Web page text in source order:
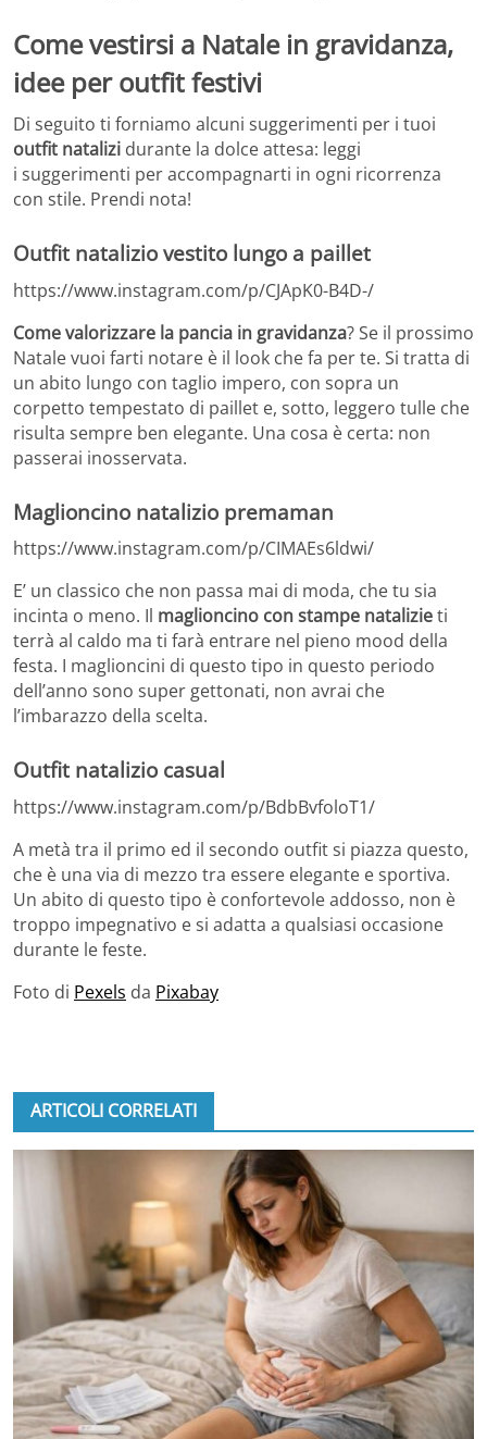
Come vestirsi a Natale in gravidanza,
idee per outfit festivi
Di seguito ti forniamo alcuni suggerimenti per i tuoi
outfit natalizi durante la dolce attesa: leggi
i suggerimenti per accompagnarti in ogni ricorrenza
con stile. Prendi nota!
Outfit natalizio vestito lungo a paillet
https://www.instagram.com/p/CJApK0-B4D-/
Come valorizzare la pancia in gravidanza? Se il prossimo
Natale vuoi farti notare è il look che fa per te. Si tratta di
un abito lungo con taglio impero, con sopra un
corpetto tempestato di paillet e, sotto, leggero tulle che
risulta sempre ben elegante. Una cosa è certa: non
passerai inosservata.
Maglioncino natalizio premaman
https://www.instagram.com/p/CIMAEs6ldwi/
E’ un classico che non passa mai di moda, che tu sia
incinta o meno. Il maglioncino con stampe natalizieti
terrà al caldo ma ti farà entrare nel pieno mood della
festa. I maglioncini di questo tipo in questo periodo
dell’anno sono super gettonati, non avrai che
l’imbarazzo della scelta.
Outfit natalizio casual
https://www.instagram.com/p/BdbBvfoloT1/
A metà tra il primo ed il secondo outfit si piazza questo,
che è una via di mezzo tra essere elegante e sportiva.
Un abito di questo tipo è confortevole addosso, non è
troppo impegnativo e si adatta a qualsiasi occasione
durante le feste.
Foto di Pexels da Pixabay
ARTICOLI CORRELATI